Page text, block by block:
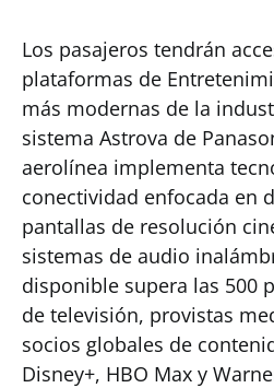
Los pasajeros tendrán
plataformas de
más modernas de la
sistema Astrova de
aerolínea implementa
conectividad enfocada en
pantallas de resolución
sistemas de audio
disponible supera las 500
de televisión, provistas
socios globales de
Disney+, HBO Max y